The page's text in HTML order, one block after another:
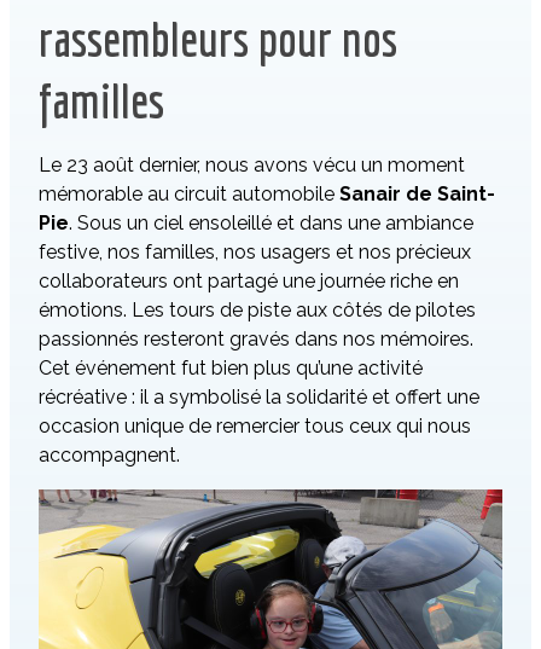
rassembleurs pour nos
familles
Le 23 août dernier, nous avons vécu un moment
mémorable au circuit automobile Sanair de Saint-
Pie. Sous un ciel ensoleillé et dans une ambiance
festive, nos familles, nos usagers et nos précieux
collaborateurs ont partagé une journée riche en
émotions. Les tours de piste aux côtés de pilotes
passionnés resteront gravés dans nos mémoires.
Cet événement fut bien plus qu’une activité
récréative : il a symbolisé la solidarité et offert une
occasion unique de remercier tous ceux qui nous
accompagnent.